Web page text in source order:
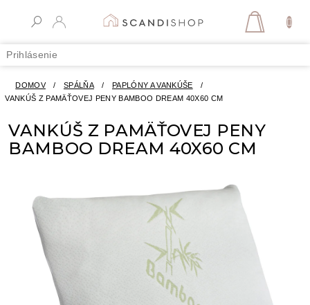
Prihlásenie
DOMOV / SPÁLŇA / PAPLÓNY A VANKÚŠE
/
VANKÚŠ Z PAMÄŤOVEJ PENY BAMBOO DREAM 40X60 CM
VANKÚŠ Z PAMÄŤOVEJ PENY
BAMBOO DREAM 40X60 CM